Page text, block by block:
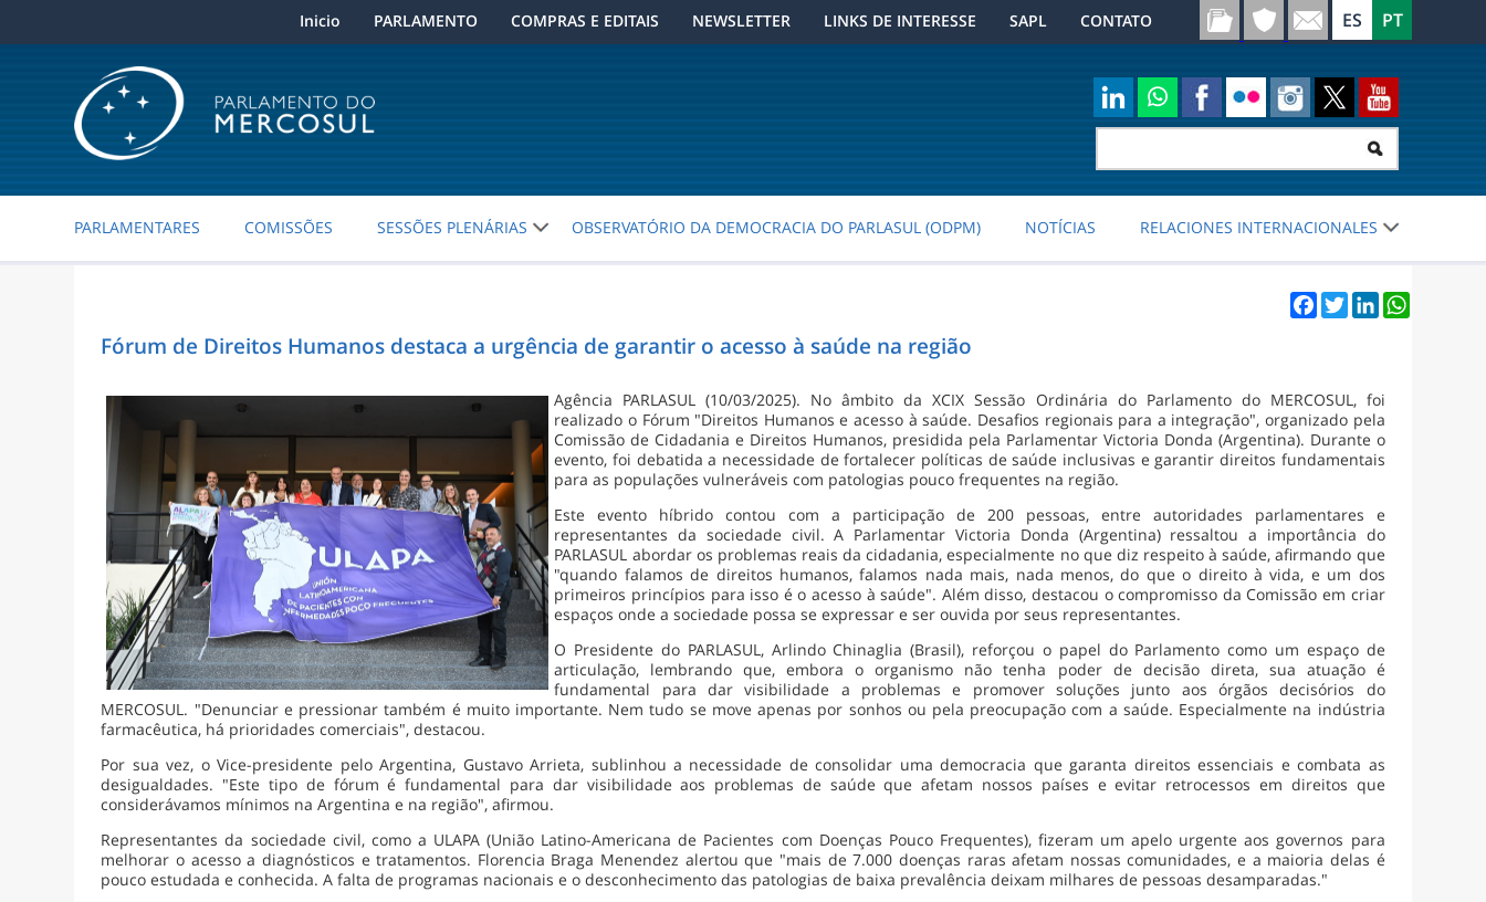
Inicio PARLAMENTO COMPRAS E EDITAIS NEWSLETTER LINKS DE INTERESSE SAPL CONTATO
PARLAMENTARES COMISSÕES SESSÕES PLENÁRIAS OBSERVATÓRIO DA DEMOCRACIA DO PARLASUL (ODPM) NOTÍCIAS RELACIONES INTERNACIONALES
Facebook
TwitterLinkedInWhatsApp
Fórum de Direitos Humanos destaca a urgência de garantir o acesso à saúde na região
Agência PARLASUL (10/03/2025). No âmbito da XCIX Sessão Ordinária do Parlamento do MERCOSUL, foi
realizado o Fórum "Direitos Humanos e acesso à saúde. Desafios regionais para a integração", organizado pela
Comissão de Cidadania e Direitos Humanos, presidida pela Parlamentar Victoria Donda (Argentina). Durante o
evento, foi debatida a necessidade de fortalecer políticas de saúde inclusivas e garantir direitos fundamentais
para as populações vulneráveis com patologias pouco frequentes na região.
Este evento híbrido contou com a participação de 200 pessoas, entre autoridades parlamentares e
representantes da sociedade civil. A Parlamentar Victoria Donda (Argentina) ressaltou a importância do
PARLASUL abordar os problemas reais da cidadania, especialmente no que diz respeito à saúde, afirmando que
"quando falamos de direitos humanos, falamos nada mais, nada menos, do que o direito à vida, e um dos
primeiros princípios para isso é o acesso à saúde". Além disso, destacou o compromisso da Comissão em criar
espaços onde a sociedade possa se expressar e ser ouvida por seus representantes.
O Presidente do PARLASUL, Arlindo Chinaglia (Brasil), reforçou o papel do Parlamento como um espaço de
articulação, lembrando que, embora o organismo não tenha poder de decisão direta, sua atuação é
fundamental para dar visibilidade a problemas e promover soluções junto aos órgãos decisórios do
MERCOSUL. "Denunciar e pressionar também é muito importante. Nem tudo se move apenas por sonhos ou pela preocupação com a saúde. Especialmente na indústria
farmacêutica, há prioridades comerciais", destacou.
Por sua vez, o Vice-presidente pelo Argentina, Gustavo Arrieta, sublinhou a necessidade de consolidar uma democracia que garanta direitos essenciais e combata as
desigualdades. "Este tipo de fórum é fundamental para dar visibilidade aos problemas de saúde que afetam nossos países e evitar retrocessos em direitos que
considerávamos mínimos na Argentina e na região", afirmou.
Representantes da sociedade civil, como a ULAPA (União Latino-Americana de Pacientes com Doenças Pouco Frequentes), fizeram um apelo urgente aos governos para
melhorar o acesso a diagnósticos e tratamentos. Florencia Braga Menendez alertou que "mais de 7.000 doenças raras afetam nossas comunidades, e a maioria delas é
pouco estudada e conhecida. A falta de programas nacionais e o desconhecimento das patologias de baixa prevalência deixam milhares de pessoas desamparadas."